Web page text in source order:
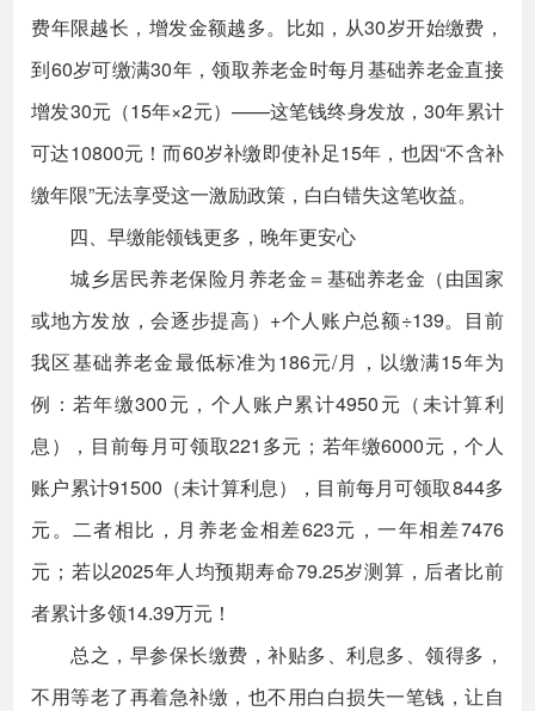
费年限越长，增发金额越多。比如，从30岁开始缴费，
到60岁可缴满30年，领取养老金时每月基础养老金直接
增发30元（15年×2元）——这笔钱终身发放，30年累计
可达10800元！而60岁补缴即使补足15年，也因“不含补
缴年限”无法享受这一激励政策，白白错失这笔收益。
四、早缴能领钱更多，晚年更安心
城乡居民养老保险月养老金＝基础养老金（由国家
或地方发放，会逐步提高）+个人账户总额÷139。目前
我区基础养老金最低标准为186元/月，以缴满15年为
例：若年缴300元，个人账户累计4950元（未计算利
息），目前每月可领取221多元；若年缴6000元，个人
账户累计91500（未计算利息），目前每月可领取844多
元。二者相比，月养老金相差623元，一年相差7476
元；若以2025年人均预期寿命79.25岁测算，后者比前
者累计多领14.39万元！
总之，早参保长缴费，补贴多、利息多、领得多，
不用等老了再着急补缴，也不用白白损失一笔钱，让自